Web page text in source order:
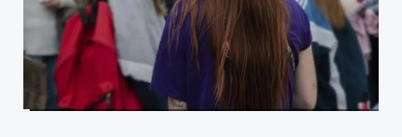
libertad
de
expresión